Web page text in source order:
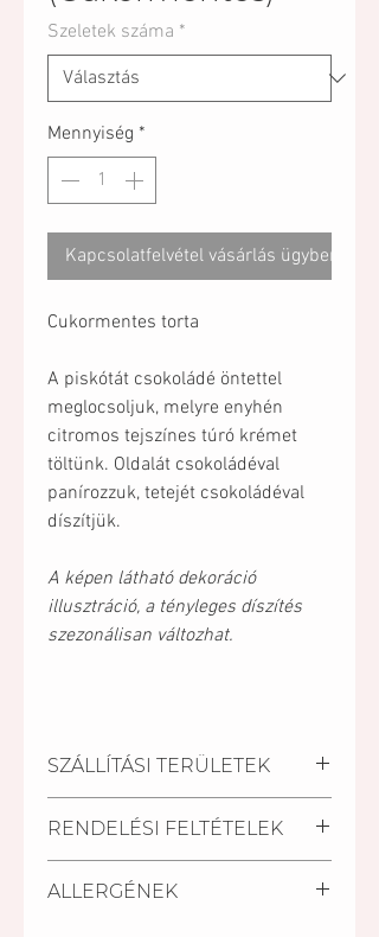
Szeletek száma *
Mennyiség *
Kapcsolatfelvétel vásárlás ügyben
Cukormentes torta
A piskótát csokoládé öntettel
meglocsoljuk, melyre enyhén
citromos tejszínes túró krémet
töltünk. Oldalát csokoládéval
panírozzuk, tetejét csokoládéval
díszítjük.
A képen látható dekoráció
illusztráció, a tényleges díszítés
szezonálisan változhat.
SZÁLLÍTÁSI TERÜLETEK
Pécs, Kozármisleny, Keszü,
Pellérd, Nagykozár.
Személyes átvétel:
RENDELÉSI FELTÉTELEK
megrendelés beérkezésétől
ALLERGÉNEK